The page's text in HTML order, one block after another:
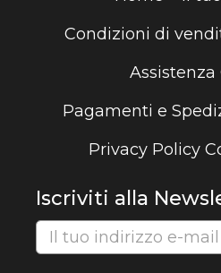
Condizioni di
Assistenza
Pagamenti e
Privacy Policy
Iscriviti alla